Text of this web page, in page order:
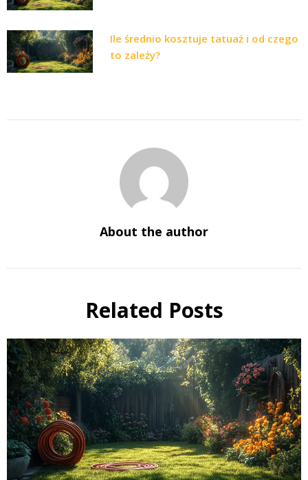
Ile średnio kosztuje tatuaż i od czego
to zależy?
About the author
Related Posts